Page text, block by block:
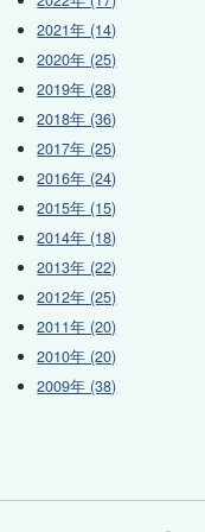
2021年 (14)
2020年 (25)
2019年 (28)
2018年 (36)
2017年 (25)
2016年 (24)
2015年 (15)
2014年 (18)
2013年 (22)
2012年 (25)
2011年 (20)
2010年 (20)
2009年 (38)